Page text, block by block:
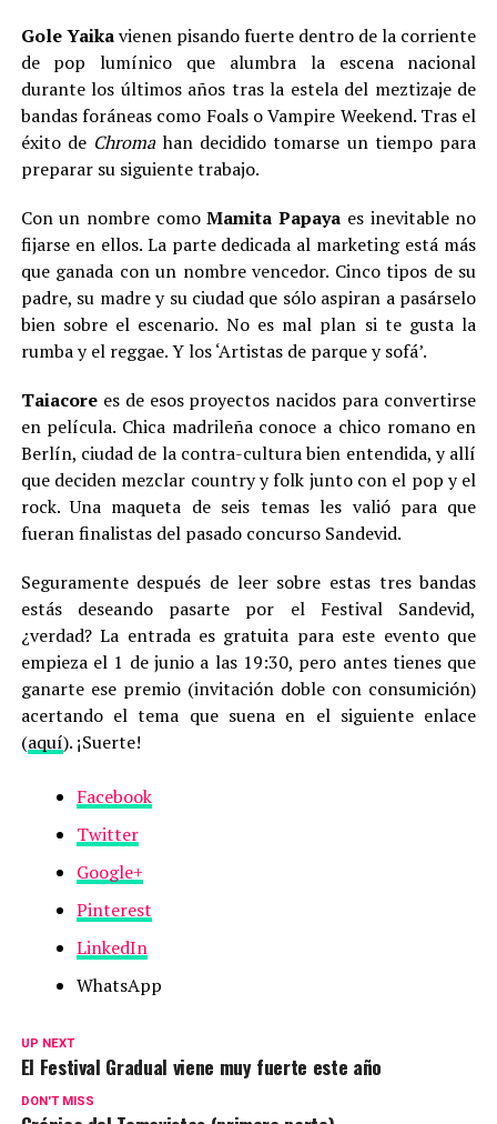
Gole Yaikavienen pisando fuerte dentro de la corriente
de pop lumínico que alumbra la escena nacional
durante los últimos años tras la estela del meztizaje de
bandas foráneas como Foals o Vampire Weekend. Tras el
éxito de Chromahan decidido tomarse un tiempo para
preparar su siguiente trabajo.
Con un nombre comoMamita Papaya es inevitable no
fijarse en ellos. La parte dedicada al marketing está más
que ganada con un nombre vencedor. Cinco tipos de su
padre, su madre y su ciudad que sólo aspiran a pasárselo
bien sobre el escenario. No es mal plan si te gusta la
rumba y el reggae. Y los ‘Artistas de parque y sofá’.
Taiacorees de esos proyectos nacidos para convertirse
en película. Chica madrileña conoce a chico romano en
Berlín, ciudad de la contra-cultura bien entendida, y allí
que deciden mezclar country y folk junto con el pop y el
rock. Una maqueta de seis temas les valió para que
fueran finalistas del pasado concurso Sandevid.
Seguramente después de leer sobre estas tres bandas
estás deseando pasarte por el Festival Sandevid,
¿verdad? La entrada es gratuita para este evento que
empieza el 1 de junio a las 19:30, pero antes tienes que
ganarte ese premio (invitación doble con consumición)
acertando el tema que suena en el siguiente enlace
(aquí). ¡Suerte!
Facebook
Twitter
Google+
Pinterest
LinkedIn
WhatsApp
UP NEXT
El Festival Gradual viene muy fuerte este año
DON'T MISS